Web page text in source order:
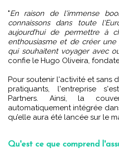
"En raison de l'immense
connaissons dans toute
aujourd’hui de permettre à
enthousiasme et de créer
qui souhaitent voyager avec
confie le Hugo Oliveira,
Pour soutenir l'activité et sans
pratiquants, l'entreprise
Partners. Ainsi, la
automatiquement intégrée
qu’elle aura été lancée sur le
Qu'est ce que comprend